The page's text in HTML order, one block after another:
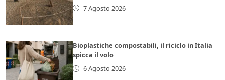
7 Agosto 2026
Bioplastiche compostabili, il riciclo in Italia
spicca il volo
6 Agosto 2026